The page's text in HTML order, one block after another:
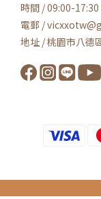
時間 / 09:00-17:30
電郵 /
地址 / 桃園市八德